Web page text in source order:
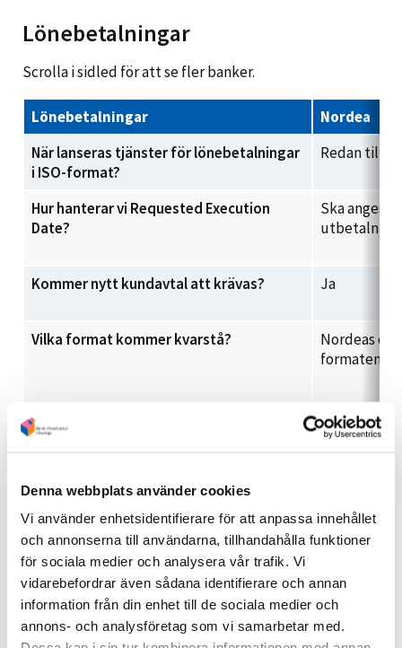
Denna webbplats använder cookies
Vi använder enhetsidentifierare för att anpassa innehållet
och annonserna till användarna, tillhandahålla funktioner
för sociala medier och analysera vår trafik. Vi
vidarebefordrar även sådana identifierare och annan
information från din enhet till de sociala medier och
annons- och analysföretag som vi samarbetar med.
Lönebetalningar
Scrolla i sidled för att se fler banker.
Lönebetalningar
Nordea
När lanseras tjänster för lönebetalningar
i ISO-format?
Redan
Hur hanterar vi Requested Execution
Date?
Ska anges
Kommer nytt kundavtal att krävas? Ja
Vilka format kommer kvarstå?
Nordeas
formaten
Vilka format kommer utgå? BG Lön/KI
När slutar vi stödja utgående format? Q1 2023